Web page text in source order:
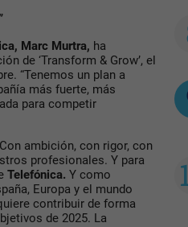
Marc Murtra, ha
de ‘Transform & Grow’, el
“Tenemos un plan a
más fuerte, más
para competir
ambición, con rigor, con
profesionales. Y para
Telefónica. Y como
Europa y el mundo
contribuir de forma
de 2025. La